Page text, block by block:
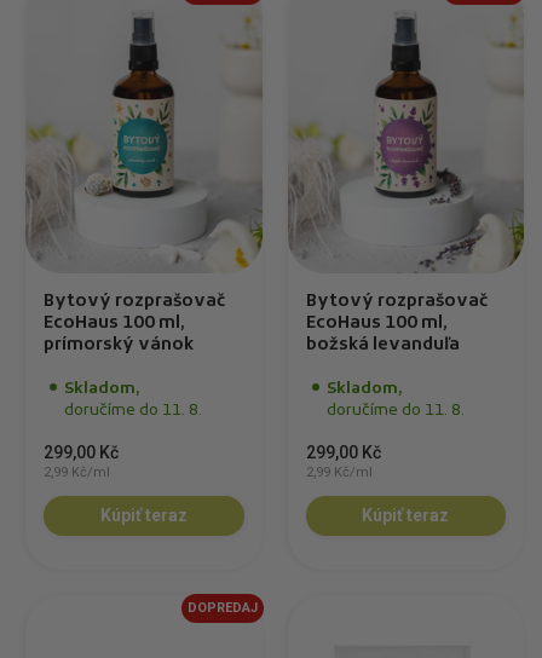
Bytový rozprašovač
EcoHaus 100 ml,
prímorský vánok
Skladom,
doručíme do 11. 8.
299,00 Kč
2,99 Kč/ml
Kúpiť teraz
Bytový rozprašovač
EcoHaus 100 ml,
božská levanduľa
Skladom,
doručíme do 11. 8.
299,00 Kč
2,99 Kč/ml
Kúpiť teraz
DOPREDAJ